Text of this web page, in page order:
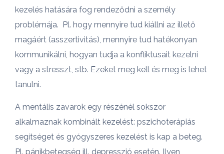
kezelés hatására fog rendeződni a személy
problémája. Pl. hogy mennyire tud kiállni az illető
magáért (asszertivitás), mennyire tud hatékonyan
kommunikálni, hogyan tudja a konfliktusait kezelni
vagy a stresszt, stb. Ezeket meg kell és meg is lehet
tanulni.
A mentális zavarok egy részénél sokszor
alkalmaznak kombinált kezelést: pszichoterápiás
segítséget és gyógyszeres kezelést is kap a beteg.
Pl. pánikbetegség ill. depresszió esetén. Ilyen